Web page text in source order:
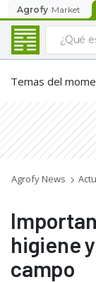
Agrofy Market
Temas del
Agrofy News
higiene
campo